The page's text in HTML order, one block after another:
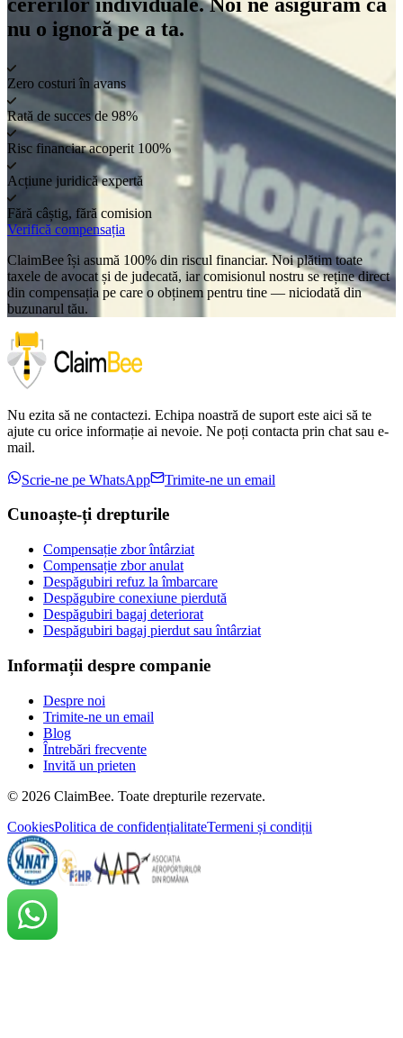
nu o ignoră pe a ta.
Zero costuri în avans
Rată de succes de 98%
Risc financiar acoperit 100%
Acțiune juridică expertă
Fără câștig, fără comision
Verifică compensația
ClaimBee își asumă 100% din riscul financiar. Noi plătim toate
taxele de avocat și de judecată, iar comisionul nostru se reține direct
din compensația pe care o obținem pentru tine — niciodată din
buzunarul tău.
Nu ezita să ne contactezi. Echipa noastră de suport este aici să te
ajute cu orice informație ai nevoie. Ne poți contacta prin chat sau e-
mail.
Scrie-ne pe WhatsApp Trimite-ne un email
Cunoaște-ți drepturile
Compensație zbor întârziat
Compensație zbor anulat
Despăgubiri refuz la îmbarcare
Despăgubire conexiune pierdută
Despăgubiri bagaj deteriorat
Despăgubiri bagaj pierdut sau întârziat
Informații despre companie
Despre noi
Trimite-ne un email
Blog
Întrebări frecvente
Invită un prieten
© 2026 ClaimBee. Toate drepturile rezervate.
CookiesPolitica de confidențialitateTermeni și condiții